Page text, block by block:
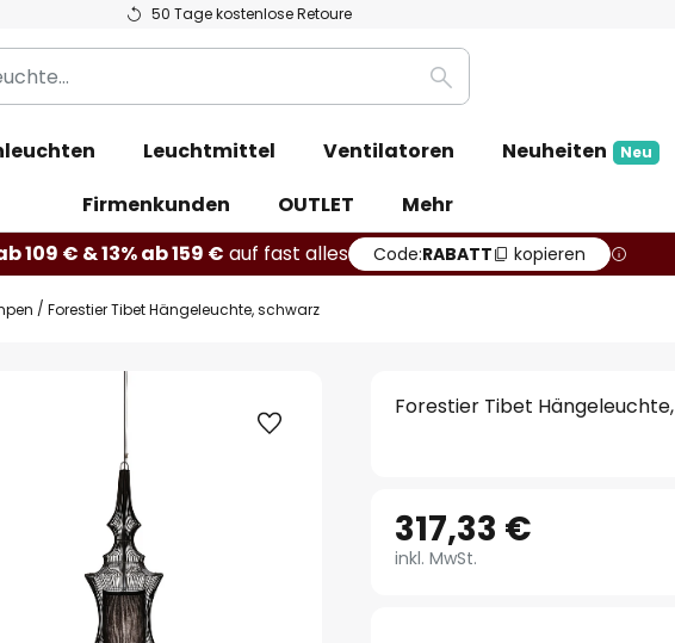
50 Tage kostenlose Retoure
Suche
Leuchtmittel Ventilatoren Neuheiten Neu
Firmenkunden
OUTLET
Mehr
109 € & 13% ab 159 € auf fast alles Code:RABATT kopieren
Forestier Tibet Hängeleuchte, schwarz
Forestier Tibet
317,33 €
inkl. MwSt.